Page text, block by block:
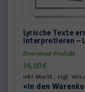
Lyrische Texte
interpretieren –
Download-Produkt
36,00€
inkl. MwSt., zzgl.
»In den